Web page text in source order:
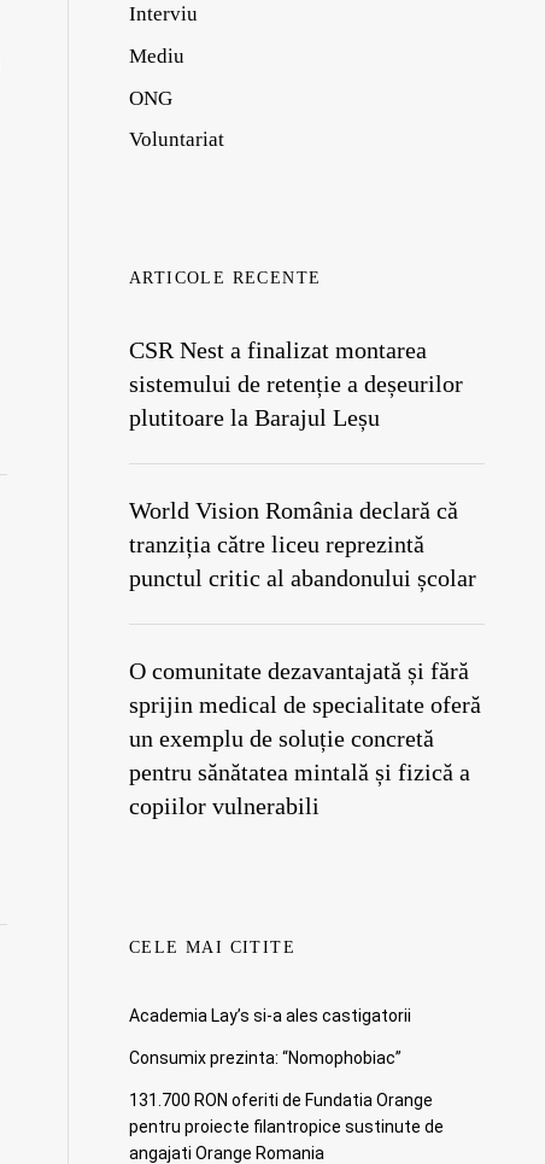
Interviu
Mediu
ONG
Voluntariat
ARTICOLE RECENTE
CSR Nest a finalizat montarea
sistemului de retenție a deșeurilor
plutitoare la Barajul Leșu
World Vision România declară că
tranziția către liceu reprezintă
punctul critic al abandonului școlar
O comunitate dezavantajată și fără
sprijin medical de specialitate oferă
un exemplu de soluție concretă
pentru sănătatea mintală și fizică a
copiilor vulnerabili
CELE MAI CITITE
Academia Lay’s si-a ales castigatorii
Consumix prezinta: “Nomophobiac”
131.700 RON oferiti de Fundatia Orange
pentru proiecte filantropice sustinute de
angajati Orange Romania